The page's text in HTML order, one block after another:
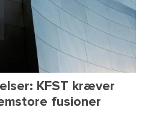
KFST kræver
fusioner